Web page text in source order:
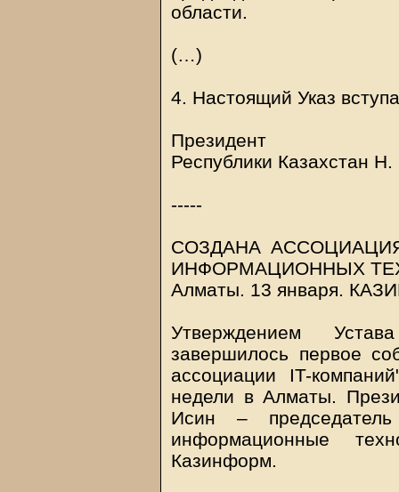
области.
(…)
4. Настоящий Указ
Президент
Республики Казахстан
-----
СОЗДАНА
ИНФОРМАЦИОННЫХ
Алматы. 13 января.
Утверждением
завершилось первое
ассоциации IT-
недели в Алматы.
Исин –
информационные
Казинформ.